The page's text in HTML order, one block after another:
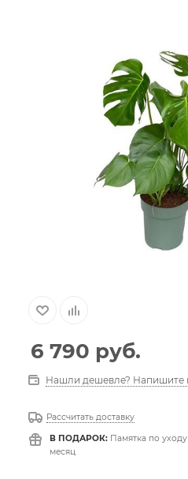
6 790 руб.
Нашли дешевле? Напишите
Рассчитать доставку
В ПОДАРОК: Памятка по
месяц